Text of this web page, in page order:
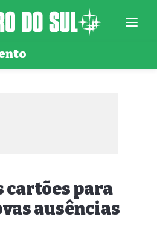
cartões para
ausências